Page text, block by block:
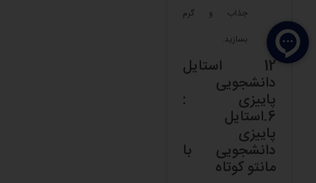
جذاب و گرم
بسازید.
12 استایل
دانشجویی
پاییزی :
6.استایل
پاییزی
دانشجویی با
مانتو کوتاه